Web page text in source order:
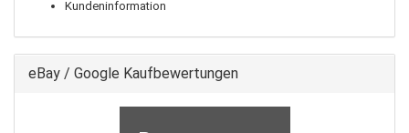
Kundeninformation
eBay / Google Kaufbewertungen